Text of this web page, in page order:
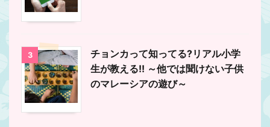
3
チョンカって知ってる?リアル小学
生が教える!! ～他では聞けない子供
のマレーシアの遊び～